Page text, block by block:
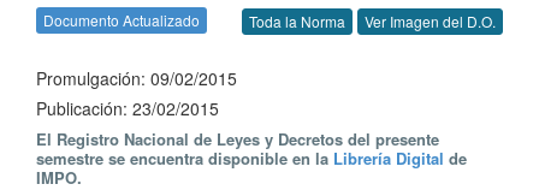
Documento Actualizado Toda la Norma Ver Imagen del D.O.
Promulgación: 09/02/2015
Publicación: 23/02/2015
El Registro Nacional de Leyes y Decretos del presente
semestre se encuentra disponible en la Librería Digital de
IMPO.